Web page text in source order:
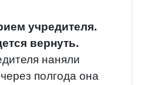
учредителя.
вернуть.
наняли
полгода она